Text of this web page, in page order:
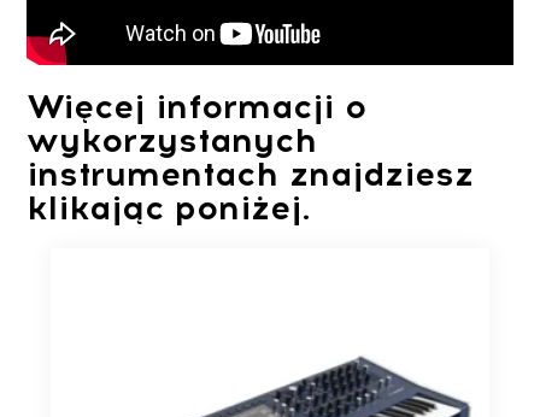
Więcej informacji o
wykorzystanych
instrumentach znajdziesz
klikając poniżej.